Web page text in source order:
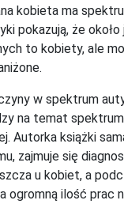
kobieta ma
pokazują, że
to kobiety, ale
w spektrum
na temat
Autorka książki
zajmuje się
u kobiet, a
ogromną ilość prac